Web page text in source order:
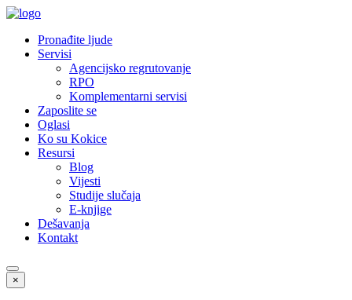
Pronađite ljude
Servisi
Agencijsko regrutovanje
RPO
Komplementarni servisi
Zaposlite se
Oglasi
Ko su Kokice
Resursi
Blog
Vijesti
Studije slučaja
E-knjige
Dešavanja
Kontakt
×